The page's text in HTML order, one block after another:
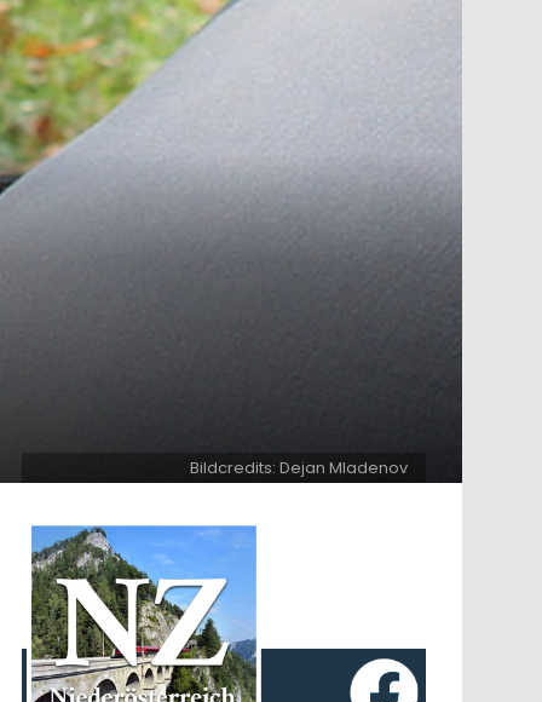
Bildcredits: Dejan Mladenov